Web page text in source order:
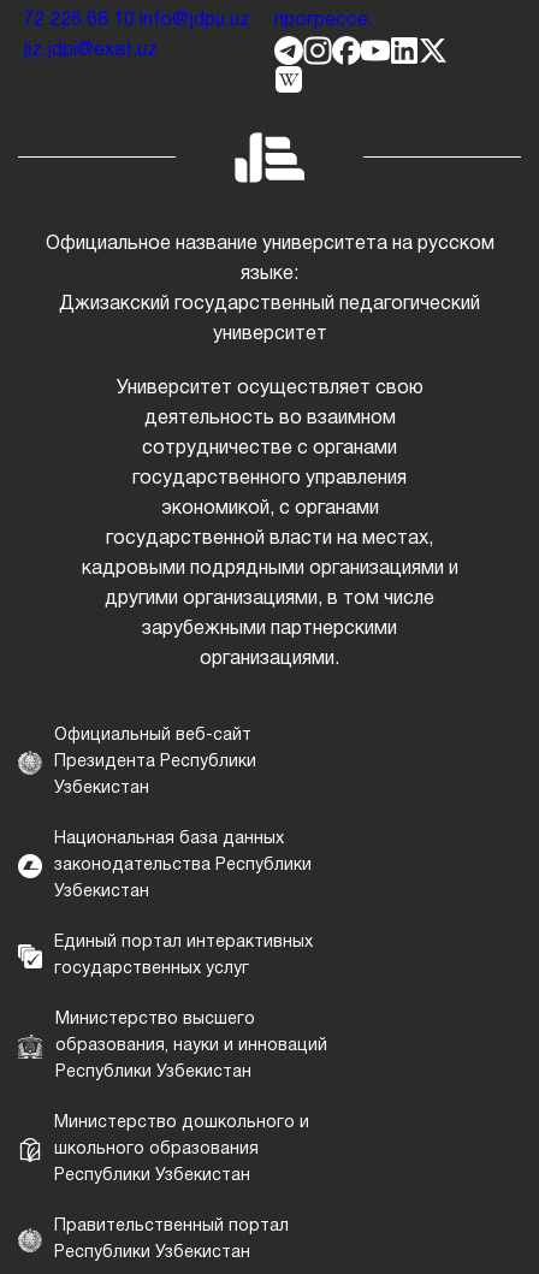
72 226 68 10
info@jdpu.uz
jiz.jdpi@exat.uz
прогрессе.
Официальное название университета на русском
языке:
Джизакский государственный педагогический
университет
Университет осуществляет свою
деятельность во взаимном
сотрудничестве с органами
государственного управления
экономикой, с органами
государственной власти на местах,
кадровыми подрядными организациями и
другими организациями, в том числе
зарубежными партнерскими
организациями.
Официальный веб-сайт
Президента Республики
Узбекистан
Национальная база данных
законодательства Республики
Узбекистан
Единый портал интерактивных
государственных услуг
Министерство высшего
образования, науки и инноваций
Республики Узбекистан
Министерство дошкольного и
школьного образования
Республики Узбекистан
Правительственный портал
Республики Узбекистан